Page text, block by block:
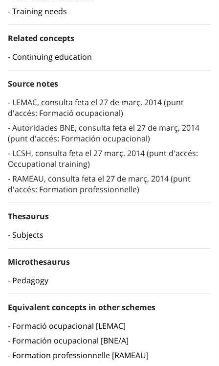
Training needs
Related concepts
Continuing education
Source notes
LEMAC, consulta feta el 27 de març, 2014 (punt
d'accés: Formació ocupacional)
Autoridades BNE, consulta feta el 27 de març, 2014
(punt d'accés: Formación ocupacional)
LCSH, consulta feta el 27 març. 2014 (punt d'accés:
Occupational training)
RAMEAU, consulta feta el 27 de març, 2014 (punt
d'accés: Formation professionnelle)
Thesaurus
Subjects
Microthesaurus
Pedagogy
Equivalent concepts in other schemes
Formació ocupacional [LEMAC]
Formación ocupacional [BNE/A]
Formation professionnelle [RAMEAU]